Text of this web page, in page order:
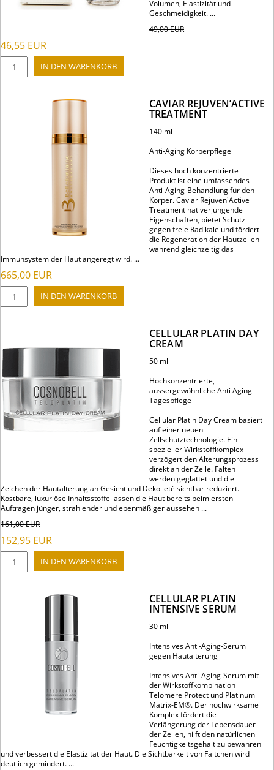
Volumen, Elastizität und
Geschmeidigkeit. ...
49,00EUR
46,55 EUR
CAVIAR REJUVEN’ACTIVE
TREATMENT
140 ml
Anti-Aging Körperpflege
Dieses hoch konzentrierte
Produkt ist eine umfassendes
Anti-Aging-Behandlung für den
Körper. Caviar Rejuven'Active
Treatment hat verjüngende
Eigenschaften, bietet Schutz
gegen freie Radikale und fördert
die Regeneration der Hautzellen
während gleichzeitig das
Immunsystem der Haut angeregt wird. ...
665,00 EUR
CELLULAR PLATIN DAY
CREAM
50 ml
Hochkonzentrierte,
aussergewöhnliche Anti Aging
Tagespflege
Cellular Platin Day Cream basiert
auf einer neuen
Zellschutztechnologie. Ein
spezieller Wirkstoffkomplex
verzögert den Alterungsprozess
direkt an der Zelle. Falten
werden geglättet und die
Zeichen der Hautalterung an Gesicht und Dekolleté sichtbar reduziert.
Kostbare, luxuriöse Inhaltsstoffe lassen die Haut bereits beim ersten
Auftragen jünger, strahlender und ebenmäßiger aussehen ...
161,00EUR
152,95 EUR
CELLULAR PLATIN
INTENSIVE SERUM
30 ml
Intensives Anti-Aging-Serum
gegen Hautalterung
Intensives Anti-Aging-Serum mit
der Wirkstoffkombination
Telomere Protect und Platinum
Matrix-EM®. Der hochwirksame
Komplex fördert die
Verlängerung der Lebensdauer
der Zellen, hilft den natürlichen
Feuchtigkeitsgehalt zu bewahren
und verbessert die Elastizität der Haut. Die Sichtbarkeit von Fältchen wird
deutlich gemindert. ...